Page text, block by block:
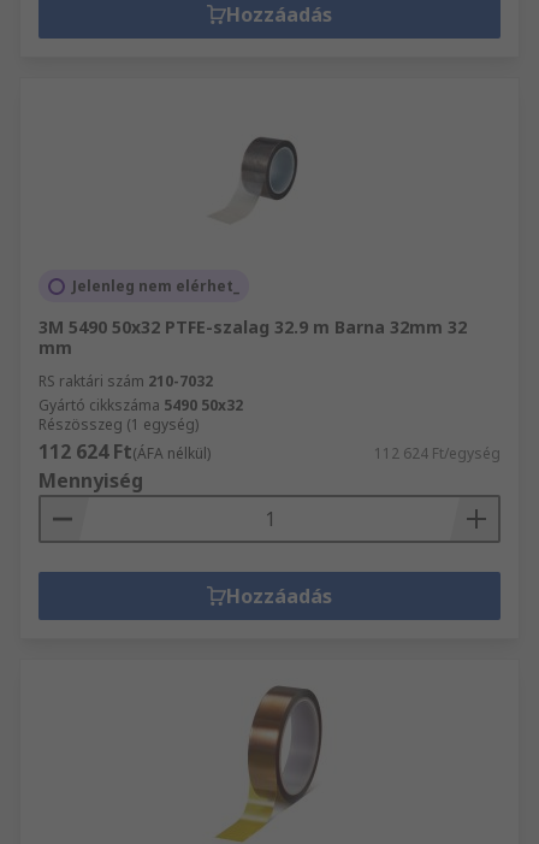
Hozzáadás
Jelenleg nem elérhet_
3M 5490 50x32 PTFE-szalag 32.9 m Barna 32mm 32
mm
RS raktári szám 210-7032
Gyártó cikkszáma 5490 50x32
Részösszeg (1 egység)
112 624 Ft(ÁFA nélkül) 112 624 Ft/egység
Mennyiség
Hozzáadás